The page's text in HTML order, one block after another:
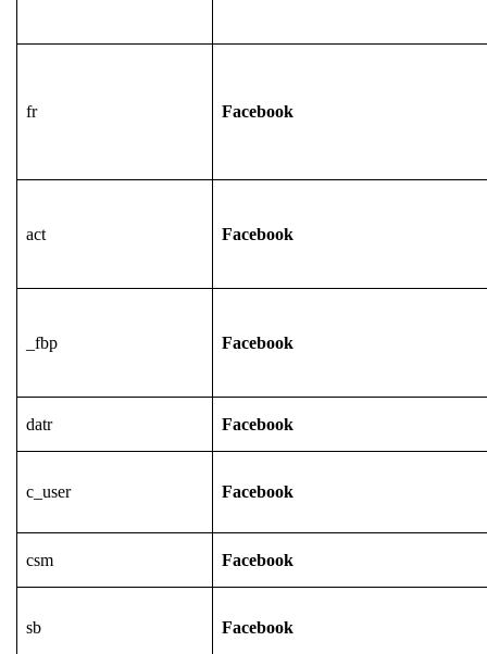
fr Facebook
act Facebook
_fbp Facebook
datr Facebook
c_user Facebook
csm Facebook
sb Facebook